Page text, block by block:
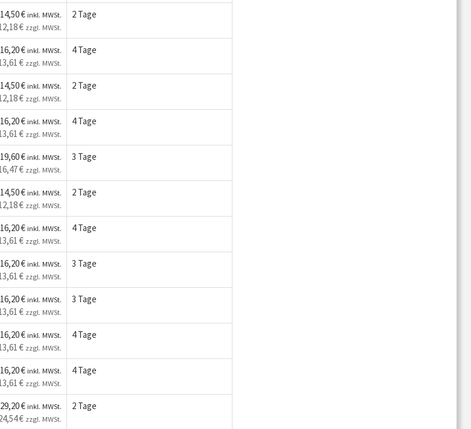
14,50 €inkl. MWSt.
€ zzgl. MWSt.
2 Tage
16,20 €inkl. MWSt.
€ zzgl. MWSt.
4 Tage
14,50 €inkl. MWSt.
€ zzgl. MWSt.
2 Tage
16,20 €inkl. MWSt.
€ zzgl. MWSt.
4 Tage
19,60 €inkl. MWSt.
€ zzgl. MWSt.
3 Tage
14,50 €inkl. MWSt.
€ zzgl. MWSt.
2 Tage
16,20 €inkl. MWSt.
€ zzgl. MWSt.
4 Tage
16,20 €inkl. MWSt.
€ zzgl. MWSt.
3 Tage
16,20 €inkl. MWSt.
€ zzgl. MWSt.
3 Tage
16,20 €inkl. MWSt.
€ zzgl. MWSt.
4 Tage
16,20 €inkl. MWSt.
€ zzgl. MWSt.
4 Tage
29,20 €inkl. MWSt.
€ zzgl. MWSt.
2 Tage